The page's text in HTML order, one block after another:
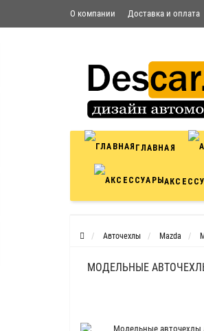
О компании Доставка и оплата
ГЛАВНАЯ
Авточехлы Mazda
МОДЕЛЬНЫЕ АВТОЧЕХЛЫ